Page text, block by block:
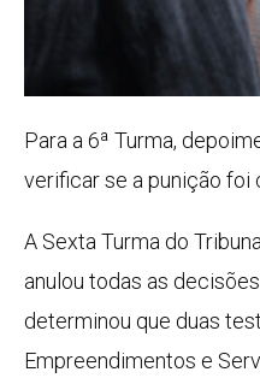
Para a 6ª Turma,
verificar se a punição foi
A Sexta Turma do
anulou todas as
determinou que duas
Empreendimentos e